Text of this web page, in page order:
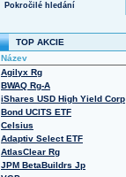
Pokročilé hledání
TOP AKCIE
Název
Agilyx Rg
BWAQ Rg-A
iShares USD High Yield Corp
Bond UCITS ETF
Celsius
Adaptiv Select ETF
AtlasClear Rg
JPM BetaBuildrs Jp